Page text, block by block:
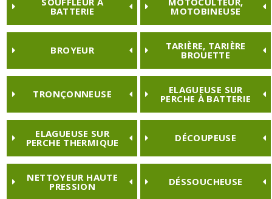
BATTERIE MOTOBINEUSE
BROYEUR TARIÈRE, TARIÈRE
BROUETTE
TRONÇONNEUSE ELAGUEUSE SUR
PERCHE À BATTERIE
ELAGUEUSE SUR
PERCHE THERMIQUE DÉCOUPEUSE
NETTOYEUR HAUTE
PRESSION DÉSSOUCHEUSE